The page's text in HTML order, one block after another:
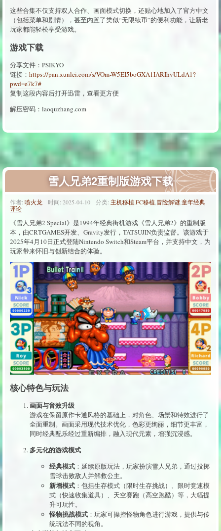
这些合集不仅支持双人合作、画面模式切换，还贴心地加入了官方中文
（包括菜单和剧情），甚至内置了类似“无限续币”的便利功能，让新老
玩家都能轻松享受游戏。
游戏下载
分享文件：PSIKYO
链接： https://pan.xunlei.com/s/VOm-W5EI5boGXA1IARIhvULdA1?
pwd=e7k7#
复制这段内容后打开迅雷，查看更方便
解压密码：laoquzhang.com
雪人兄弟2重制版游戏下载
作者: 喷火龙 时间: 2025-04-10 分类: 主机移植 FC移植 冒险解谜童年经典
评论
《雪人兄弟2 Special》是1994年经典街机游戏《雪人兄弟2》的重制版
本，由CRTGAMES开发、Gravity发行，TATSUJIN负责监督。该游戏于
2025年4月10日正式登陆Nintendo Switch和Steam平台，并支持中文，为
玩家带来怀旧与创新结合的体验。
核心特色与玩法
画面与音效升级
游戏在保留原作卡通风格的基础上，对角色、场景和特效进行了
全面重制。画面采用现代技术优化，色彩更绚丽，细节更丰富，
同时经典配乐经过重新编排，融入现代元素，增强沉浸感。
多元化的游戏模式
经典模式 ：延续原版玩法，玩家扮演雪人兄弟，通过投掷
雪球击败敌人并解救公主。
新增模式 ：包括生存模式（限时生存挑战）、限时竞速模
式（快速收集道具）、天空赛跑（高空跑酷）等，大幅提
升可玩性。
怪物挑战模式 ：玩家可操控怪物角色进行游戏，提供与传
统玩法不同的视角。